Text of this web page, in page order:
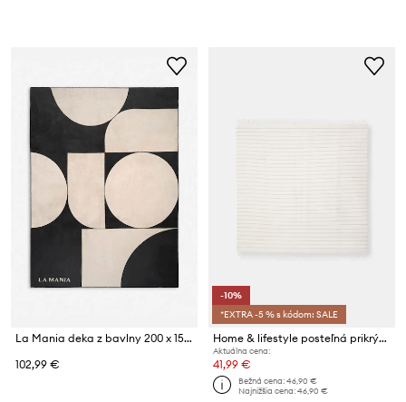
La Mania deka z bavlny 200 x 150 cm
102,99 €
-10%
*EXTRA -5 % s kódom: SALE
Home & lifestyle posteľná prikrývka z bavlny 150 x 170 cm
Aktuálna cena:
41,99 €
Bežná cena:46,90 €
Najnižšia cena:46,90 €